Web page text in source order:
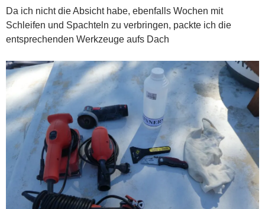
Da ich nicht die Absicht habe, ebenfalls Wochen mit
Schleifen und Spachteln zu verbringen, packte ich die
entsprechenden Werkzeuge aufs Dach